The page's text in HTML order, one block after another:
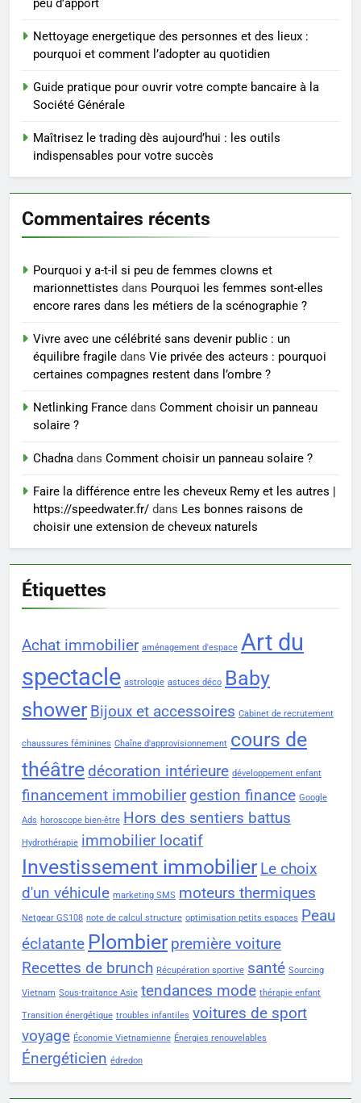
Infection chronique de l’oreille :
saignements
SANTÉ
6
Les secrets révélés pour une
peau éclatante grâce à The
Ordinary
SANTÉ
7
seniors: aménagement et
exercices
BIEN ÊTRE
8
Voyance à La Rochelle : où
sérieux à un tarif juste ?
BIEN ÊTRE
peu d’apport
Nettoyage energetique des personnes et des lieux :
pourquoi et comment l’adopter au quotidien
Guide pratique pour ouvrir votre compte bancaire à la
Société Générale
Maîtrisez le trading dès aujourd’hui : les outils
indispensables pour votre succès
Commentaires récents
Pourquoi y a-t-il si peu de femmes clowns et
marionnettistes dans Pourquoi les femmes sont-elles
encore rares dans les métiers de la scénographie ?
Vivre avec une célébrité sans devenir public : un
équilibre fragile dans Vie privée des acteurs : pourquoi
certaines compagnes restent dans l’ombre ?
Netlinking France dans Comment choisir un panneau
solaire ?
Chadna dans Comment choisir un panneau solaire ?
Faire la différence entre les cheveux Remy et les autres |
https://speedwater.fr/ dans Les bonnes raisons de
choisir une extension de cheveux naturels
Étiquettes
Achat immobilier aménagement d'espace Art du
spectacle astrologie astuces déco Baby
shower Bijoux et accessoires Cabinet de recrutement
chaussures féminines Chaîne d'approvisionnement cours de
théâtre décoration intérieure développement enfant
financement immobilier gestion finance Google
Ads horoscope bien-être Hors des sentiers battus
Hydrothérapie immobilier locatif
Investissement immobilier Le choix
d'un véhicule marketing SMS moteurs thermiques
Netgear GS108 note de calcul structure optimisation petits espaces Peau
éclatante Plombier première voiture
Recettes de brunch Récupération sportive santé Sourcing
Vietnam Sous-traitance Asie tendances mode thérapie enfant
Transition énergétique troubles infantiles voitures de sport
voyage Économie Vietnamienne Énergies renouvelables
Énergéticien édredon